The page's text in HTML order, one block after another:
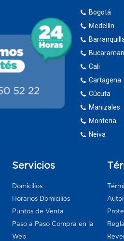
Bogotá
Medellín
Cali
Cartagena
Cúcuta
Manizales
Monteria
Neiva
Servicios
Domicilios
Horarios Domicilios
Puntos de Venta
Paso a Paso Compra en la
Web